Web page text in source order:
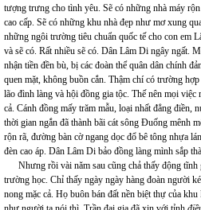
tượng trưng cho tình yêu. Sẽ có những nhà máy
cao cấp. Sẽ có những khu nhà đẹp như mơ xung
những ngôi trường tiêu chuẩn quốc tế cho con em
và sẽ có. Rất nhiều sẽ có. Dân Lâm Di ngây ngất.
nhận tiền đền bù, bị các đoàn thể quân dân chính
quen mặt, không buồn cắn. Thậm chí có trường
lão đình làng và hội đồng gia tộc. Thế nên mọi việc
cả. Cánh đồng mấy trăm mẫu, loại nhất đẳng điền,
thời gian ngắn đã thành bãi cát sông Đuống mênh
rộn rã, đường bàn cờ ngang dọc đổ bê tông nhựa
đèn cao áp. Dân Lâm Di bảo đồng làng mình sắp
Nhưng rồi vài năm sau cũng chả thấy động tĩnh
trường học. Chỉ thấy ngày ngày hàng đoàn người
nong mặc cả. Họ buôn bán đất nền biệt thự của